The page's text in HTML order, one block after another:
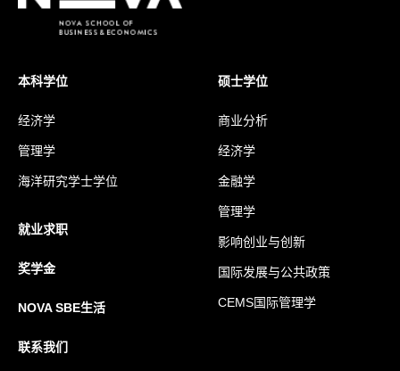
本科学位
经济学
管理学
海洋研究学士学位
就业求职
奖学金
NOVA SBE生活
联系我们
硕士学位
商业分析
经济学
金融学
管理学
影响创业与创新
国际发展与公共政策
CEMS国际管理学